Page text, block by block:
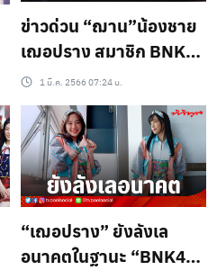
ข่าวด่วน “ฌาน”น้องชาย
เฌอปราง สมาชิก BNK48
พลัดตกคอนโดมิเนียมหรู
เสียชีวิต
1 มี.ค. 2566 07:24 น.
“เฌอปราง” ยังลังเล
อนาคตในฐานะ “BNK48”